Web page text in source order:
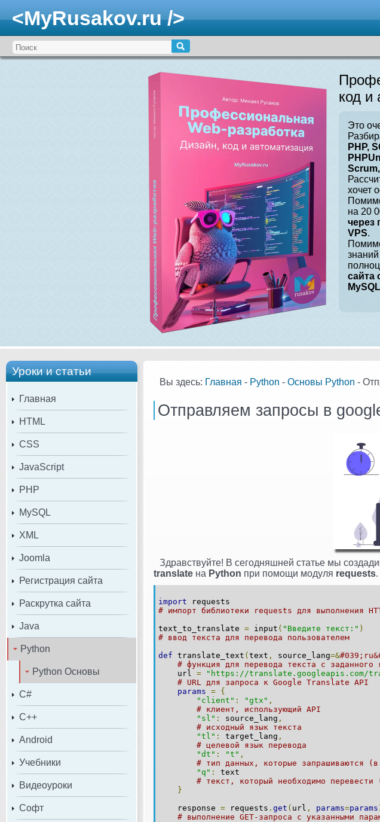
<MyRusakov.ru />
код и
Это
PHP,
хочет
на 20
через
VPS.
сайта
Уроки и статьи
Главная
HTML
CSS
JavaScript
PHP
MySQL
XML
Joomla
Регистрация сайта
Раскрутка сайта
Java
Python
Python Основы
C#
C++
Android
Учебники
Видеоуроки
Софт
Вы здесь: Главная - Python - Основы Python -
Отправляем запросы в
Здравствуйте! В сегодняшней статье мы
translate на Python при помощи модуля requests.
import requests
# импорт библиотеки requests для выполнения
text_to_translate = input ( "Введите текст:" )
# ввод текста для перевода пользователем
def translate_text (text , source_lang=&
# функция для перевода текста с заданного
url =
"https://translate.googleapis.com/
# URL для запроса к Google Translate API
params = {
"client" : "gtx" ,
# клиент, использующий API
"sl" : source_lang ,
# исходный язык текста
"tl" : target_lang ,
# целевой язык перевода
"dt" : "t" ,
# тип данных, которые запрашиваются
"q" :
text
# текст, который необходимо перевести
}
response = requests . get ( url , params=params
# выполнение GET-запроса с указанными